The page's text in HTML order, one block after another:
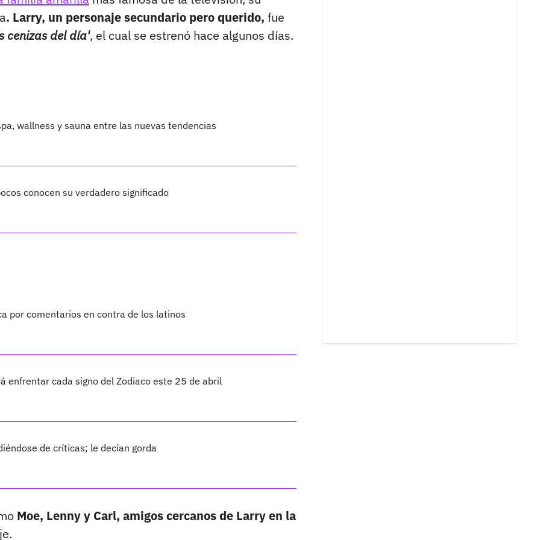
. Larry, un personaje secundario pero querido, fue
cenizas del día', el cual se estrenó hace algunos días.
wallness y sauna entre las nuevas tendencias
conocen su verdadero significado
por comentarios en contra de los latinos
enfrentar cada signo del Zodiaco este 25 de abril
de críticas; le decían gorda
Moe, Lenny y Carl, amigos cercanos de Larry en la